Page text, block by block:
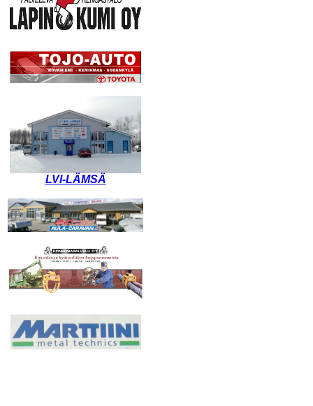
LVI-LÄMSÄ